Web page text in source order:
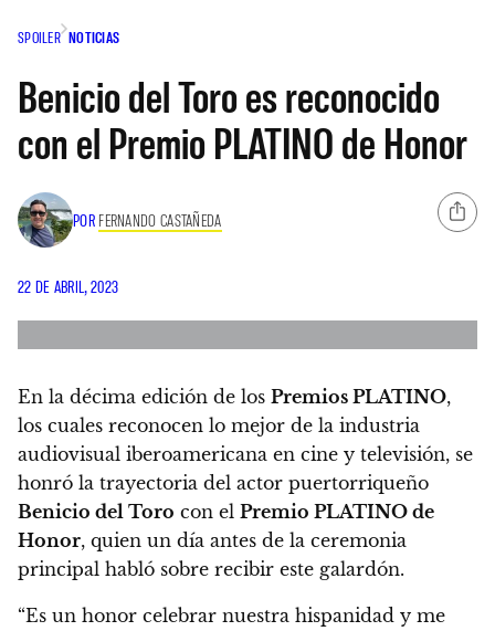
SPOILER NOTICIAS
Benicio del Toro es reconocido
con el Premio PLATINO de Honor
POR FERNANDO CASTAÑEDA
22 DE ABRIL, 2023
En la décima edición de los Premios PLATINO,
los cuales reconocen lo mejor de la industria
audiovisual iberoamericana en cine y televisión, se
honró la trayectoria del actor puertorriqueño
Benicio del Toro con el Premio PLATINO de
Honor, quien un día antes de la ceremonia
principal habló sobre recibir este galardón.
“Es un honor celebrar nuestra hispanidad y me